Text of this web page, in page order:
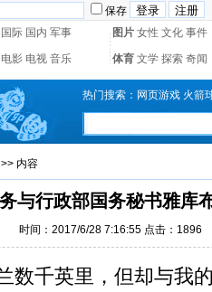
保存
国际 国内 军事 图片 女性 文化 事件
电影 电视 音乐 体育 文学 探索 奇闻
热门搜索： 网页游戏 火箭
>> 内容
与行政部国务秘书雅库
时间：2017/6/28 7:16:55 点击： 1896
数千英里，但却与我